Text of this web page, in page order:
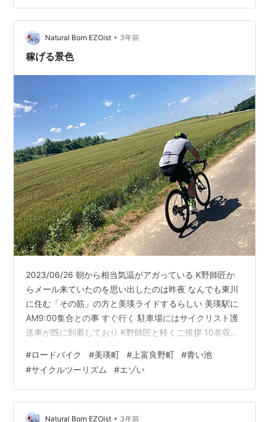
ら走れる、間違いない！」 押すとまだ痛みが走る左母指
球を擦りながら、笑顔のやまたけ 札幌からの参加者もお
り、前泊部隊が数名いた為 やまたけも一旦帰宅して準
備…
Natural Born EZOist • 3年前
稼げる景色
2023/06/26 朝から相当気温がアガっている K野師匠か
らメール来ていたのを思い出したのは昨夜 なんでも東川
に住む「その筋」の方と美瑛ライドするらしい 美瑛駅に
AM9:00集合との事 すぐ行く 駐車場にはサイクリスト護
送車が既に到着しており K野師匠と軽くご挨拶 10名収容
最近、トマト農家のお手伝いしているらしい 近々さくら
んぼに移行するとの新情報も ・K林氏 本日の「その筋」
の人は東川在住 サンタクルズ代理店のWincklerの代表で
今後のサイクルツーリズムの 色んな仕掛けを「造る側」
のお方 ・T中氏 札幌より参戦の剣士ライダー …
#ロードバイク #美瑛町 # 上富良野町 #青い池
#サイクルツーリズム #エゾい
Natural Born EZOist • 3年前